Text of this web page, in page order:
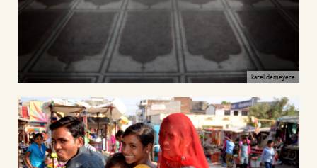
karel demeyere